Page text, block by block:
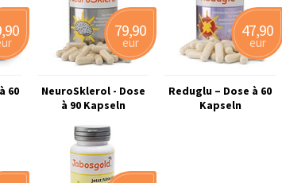
60
79,90
eur
NeuroSklerol - Dose
à 90 Kapseln
47,90
eur
Reduglu – Dose à 60
Kapseln